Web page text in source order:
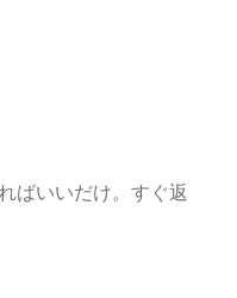
ばいいだけ。すぐ返